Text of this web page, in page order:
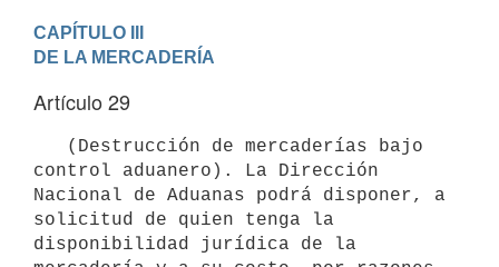
CAPÍTULO III
DE LA MERCADERÍA
Artículo 29
control aduanero). La Dirección
Nacional de Aduanas podrá disponer, a
solicitud de quien tenga la
disponibilidad jurídica de la